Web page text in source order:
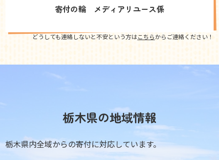
寄付の輪 メディアリユース係
どうしても連絡しないと不安という方はこちらからご連絡ください！
栃木県の地域情報
栃木県内全域からの寄付に対応しています。